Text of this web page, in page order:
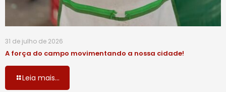
31 de julho de 2026
A força do campo movimentando a nossa cidade!
Leia mais...